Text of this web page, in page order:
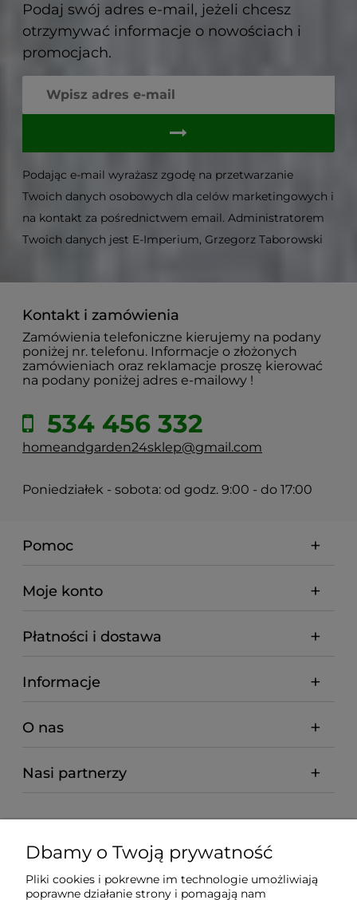
Podaj swój adres e-mail, jeżeli chcesz
otrzymywać informacje o nowościach i
promocjach.
Podając e-mail wyrażasz zgodę na przetwarzanie
Twoich danych osobowych dla celów marketingowych i
na kontakt za pośrednictwem email. Administratorem
Twoich danych jest E-Imperium, Grzegorz Taborowski
Kontakt i zamówienia
Zamówienia telefoniczne kierujemy na podany
poniżej nr. telefonu. Informacje o złożonych
zamówieniach oraz reklamacje proszę kierować
na podany poniżej adres e-mailowy !
534 456 332
homeandgarden24sklep@gmail.com
Poniedziałek - sobota: od godz. 9:00 - do 17:00
Pomoc
Moje konto
Płatności i dostawa
Informacje
O nas
Nasi partnerzy
Dbamy o Twoją prywatność
Pliki cookies i pokrewne im technologie umożliwiają
poprawne działanie strony i pomagają nam